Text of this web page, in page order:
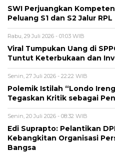
SWI Perjuangkan
Peluang S1 dan S2 Jalur RPL
Rabu, 29 Juli 2026 - 01:03 WIB
Viral Tumpukan Uang di
Tuntut Keterbukaan dan
Senin, 27 Juli 2026 - 22:22 WIB
Polemik Istilah “Londo
Tegaskan Kritik sebagai
Senin, 20 Juli 2026 - 08:32 WIB
Edi Suprapto: Pelantikan
Kebangkitan Organisasi
Bangsa